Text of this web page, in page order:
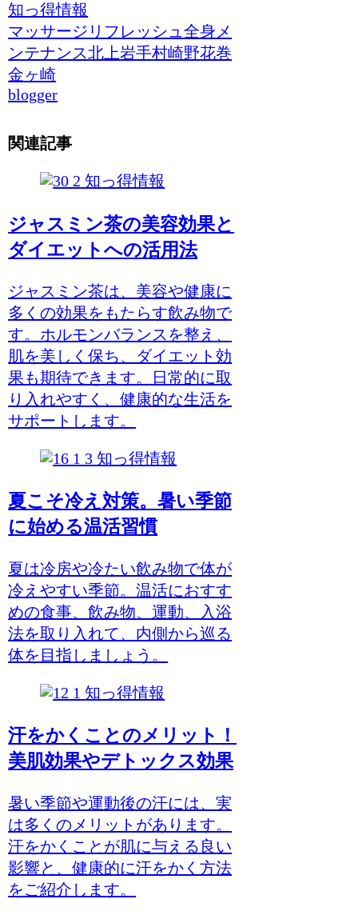
知っ得情報
マッサージ リフレッシュ全身メ
ンテナンス北上岩手村崎野花巻
金ヶ崎
blogger
関連記事
知っ得情報
ジャスミン茶の美容効果と
ダイエットへの活用法
ジャスミン茶は、美容や健康に
多くの効果をもたらす飲み物で
す。ホルモンバランスを整え、
肌を美しく保ち、ダイエット効
果も期待できます。日常的に取
り入れやすく、健康的な生活を
サポートします。
知っ得情報
夏こそ冷え対策。暑い季節
に始める温活習慣
夏は冷房や冷たい飲み物で体が
冷えやすい季節。温活におすす
めの食事、飲み物、運動、入浴
法を取り入れて、内側から巡る
体を目指しましょう。
知っ得情報
汗をかくことのメリット！
美肌効果やデトックス効果
暑い季節や運動後の汗には、実
は多くのメリットがあります。
汗をかくことが肌に与える良い
影響と、健康的に汗をかく方法
をご紹介します。